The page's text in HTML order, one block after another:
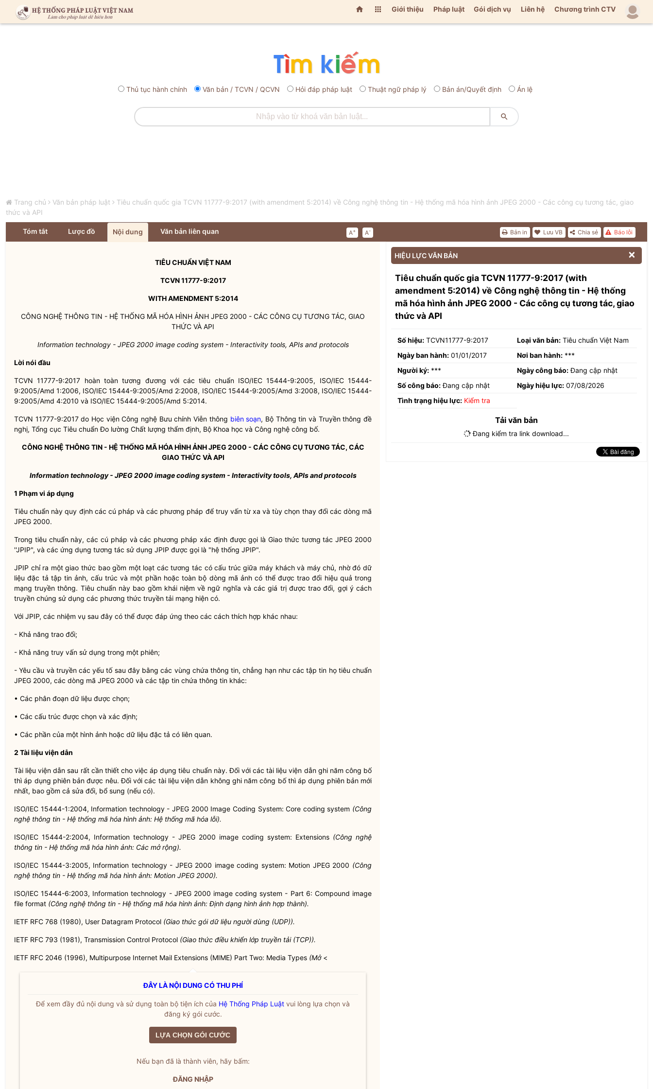
  Giới thiệu Pháp luật Gói dịch vụ Liên hệ Chương trình CTV
Thủ tục hành chính Văn bản / TCVN / QCVN Hỏi đáp pháp luật Thuật ngữ pháp lý Bản án/Quyết định Án lệ

Trang chủ Văn bản pháp luật
Tiêu chuẩn quốc gia TCVN 11777-9:2017 (with amendment 5:2014) về Công nghệ thông tin - Hệ thống mã hóa hình ảnh JPEG 2000 - Các công cụ tương tác, giao
thức và API
Tóm tắt Lược đồ Nội dung Văn bản liên quan A+ A- Báo lỗi
Chia sẻ
Lưu VB
Bản in
TIÊU CHUẨN VIỆT NAM
TCVN 11777-9:2017
WITH AMENDMENT 5:2014
CÔNG NGHỆ THÔNG TIN - HỆ THỐNG MÃ HÓA HÌNH ẢNH JPEG 2000 - CÁC CÔNG CỤ TƯƠNG TÁC, GIAO
THỨC VÀ API
Information technology - JPEG 2000 image coding system - Interactivity tools, APIs and protocols
Lời nói đầu
TCVN 11777-9:2017 hoàn toàn tương đương với các tiêu chuẩn ISO/IEC 15444-9:2005, ISO/IEC 15444-
9:2005/Amd 1:2006, ISO/IEC 15444-9:2005/Amd 2:2008, ISO/IEC 15444-9:2005/Amd 3:2008, ISO/IEC 15444-
9:2005/Amd 4:2010 và ISO/IEC 15444-9:2005/Amd 5:2014.
TCVN 11777-9:2017 do Học viện Công nghệ Bưu chính Viễn thông biên soạn, Bộ Thông tin và Truyền thông đề
nghị, Tổng cục Tiêu chuẩn Đo lường Chất lượng thẩm định, Bộ Khoa học và Công nghệ công bố.
CÔNG NGHỆ THÔNG TIN - HỆ THỐNG MÃ HÓA HÌNH ẢNH JPEG 2000 - CÁC CÔNG CỤ TƯƠNG TÁC, CÁC
GIAO THỨC VÀ API
Information technology - JPEG 2000 image coding system - Interactivity tools, APIs and protocols
1 Phạm vi áp dụng
Tiêu chuẩn này quy định các cú pháp và các phương pháp để truy vấn từ xa và tùy chọn thay đổi các dòng mã
JPEG 2000.
Trong tiêu chuẩn này, các cú pháp và các phương pháp xác định được gọi là Giao thức tương tác JPEG 2000
''JPIP", và các ứng dụng tương tác sử dụng JPIP được gọi là "hệ thống JPIP".
JPIP chỉ ra một giao thức bao gồm một loạt các tương tác có cấu trúc giữa máy khách và máy chủ, nhờ đó dữ
liệu đặc tả tập tin ảnh, cấu trúc và một phần hoặc toàn bộ dòng mã ảnh có thể được trao đổi hiệu quả trong
mạng truyền thông. Tiêu chuẩn này bao gồm khái niệm về ngữ nghĩa và các giá trị được trao đổi, gợi ý cách
truyền chúng sử dụng các phương thức truyền tải mạng hiện có.
Với JPIP, các nhiệm vụ sau đây có thể được đáp ứng theo các cách thích hợp khác nhau:
- Khả năng trao đổi;
- Khả năng truy vấn sử dụng trong một phiên;
- Yêu cầu và truyền các yếu tố sau đây bằng các vùng chứa thông tin, chẳng hạn như các tập tin họ tiêu chuẩn
JPEG 2000, các dòng mã JPEG 2000 và các tập tin chứa thông tin khác:
• Các phân đoạn dữ liệu được chọn;
• Các cấu trúc được chọn và xác định;
• Các phần của một hình ảnh hoặc dữ liệu đặc tả có liên quan.
2 Tài liệu viện dẫn
Tài liệu viện dẫn sau rất cần thiết cho việc áp dụng tiêu chuẩn này. Đối với các tài liệu viện dẫn ghi năm công bố
thì áp dụng phiên bản được nêu. Đối với các tài liệu viện dẫn không ghi năm công bố thì áp dụng phiên bản mới
nhất, bao gồm cả sửa đổi, bổ sung (nếu có).
ISO/IEC 15444-1:2004, Information technology - JPEG 2000 Image Coding System: Core coding system (Công
nghệ thông tin - Hệ thống mã hóa hình ảnh: Hệ thống mã hóa lỗi).
ISO/IEC 15444-2:2004, Information technology - JPEG 2000 image coding system: Extensions (Công nghệ
thông tin - Hệ thống mã hóa hình ảnh: Các mở rộng).
ISO/IEC 15444-3:2005, Information technology - JPEG 2000 image coding system: Motion JPEG 2000 (Công
nghệ thông tin - Hệ thống mã hóa hình ảnh: Motion JPEG 2000).
ISO/IEC 15444-6:2003, Information technology - JPEG 2000 image coding system - Part 6: Compound image
file format (Công nghệ thông tin - Hệ thống mã hóa hình ảnh: Định dạng hình ảnh hợp thành).
IETF RFC 768 (1980), User Datagram Protocol (Giao thức gói dữ liệu người dùng (UDP)).
IETF RFC 793 (1981), Transmission Control Protocol (Giao thức điều khiển lớp truyền tải (TCP)).
IETF RFC 2046 (1996), Multipurpose Internet Mail Extensions (MIME) Part Two: Media Types (Mở <
ĐÂY LÀ NỘI DUNG CÓ THU PHÍ
Để xem đầy đủ nội dung và sử dụng toàn bộ tiện ích của Hệ Thống Pháp Luật vui lòng lựa chọn và
đăng ký gói cước.
LỰA CHỌN GÓI CƯỚC
Nếu bạn đã là thành viên, hãy bấm:
ĐĂNG NHẬP
HIỆU LỰC VĂN BẢN 
Tiêu chuẩn quốc gia TCVN 11777-9:2017 (with
amendment 5:2014) về Công nghệ thông tin - Hệ thống
mã hóa hình ảnh JPEG 2000 - Các công cụ tương tác, giao
thức và API
Số hiệu: TCVN11777-9:2017 Loại văn bản: Tiêu chuẩn Việt Nam
Ngày ban hành: 01/01/2017 Nơi ban hành: ***
Người ký: *** Ngày công báo:Đang cập nhật
Số công báo:Đang cập nhật Ngày hiệu lực: 07/08/2026
Tình trạng hiệu lực: Kiểm tra
Tải văn bản
Đang kiểm tra link download...